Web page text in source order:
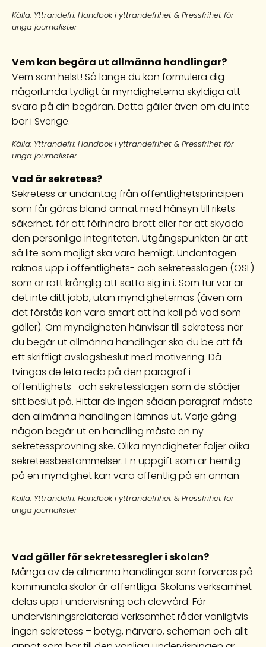
Källa: Yttrandefri: Handbok i yttrandefrihet & Pressfrihet för
unga journalister
Vem kan begära ut allmänna handlingar?
Vem som helst! Så länge du kan formulera dig
någorlunda tydligt är myndigheterna skyldiga att
svara på din begäran. Detta gäller även om du inte
bor i Sverige.
Källa: Yttrandefri: Handbok i yttrandefrihet & Pressfrihet för
unga journalister
Vad är sekretess?
Sekretess är undantag från offentlighetsprincipen
som får göras bland annat med hänsyn till rikets
säkerhet, för att förhindra brott eller för att skydda
den personliga integriteten. Utgångspunkten är att
så lite som möjligt ska vara hemligt. Undantagen
räknas upp i offentlighets- och sekretesslagen (OSL)
som är rätt krånglig att sätta sig in i. Som tur var är
det inte ditt jobb, utan myndigheternas (även om
det förstås kan vara smart att ha koll på vad som
gäller). Om myndigheten hänvisar till sekretess när
du begär ut allmänna handlingar ska du be att få
ett skriftligt avslagsbeslut med motivering. Då
tvingas de leta reda på den paragraf i
offentlighets- och sekretesslagen som de stödjer
sitt beslut på. Hittar de ingen sådan paragraf måste
den allmänna handlingen lämnas ut. Varje gång
någon begär ut en handling måste en ny
sekretessprövning ske. Olika myndigheter följer olika
sekretessbestämmelser. En uppgift som är hemlig
på en myndighet kan vara offentlig på en annan.
Källa: Yttrandefri: Handbok i yttrandefrihet & Pressfrihet för
unga journalister
Vad gäller för sekretessregler i skolan?
Många av de allmänna handlingar som förvaras på
kommunala skolor är offentliga. Skolans verksamhet
delas upp i undervisning och elevvård. För
undervisningsrelaterad verksamhet råder vanligtvis
ingen sekretess – betyg, närvaro, scheman och allt